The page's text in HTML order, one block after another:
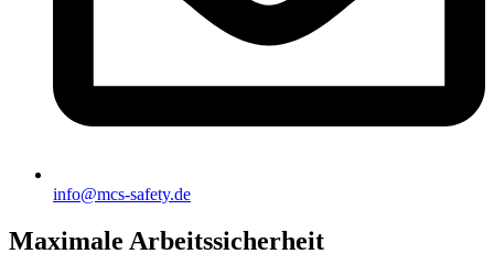
info@mcs-safety.de
Maximale Arbeitssicherheit